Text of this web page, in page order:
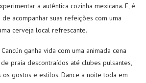
a autêntica cozinha mexicana. E, é
acompanhar suas refeições com uma
cerveja local refrescante.
ganha vida com uma animada cena
praia descontraídos até clubes pulsantes,
gostos e estilos. Dance a noite toda em